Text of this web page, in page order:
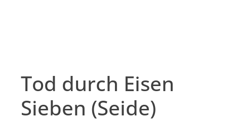
Tod durch Eisen
Sieben (Seide)